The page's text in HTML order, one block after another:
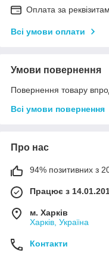
Оплата за
Всі умови оплати
Умови повернення
Повернення товару
Всі умови повернення
Про нас
94% позитивних з
Працює з
м. Харків
Харків, Україна
Контакти